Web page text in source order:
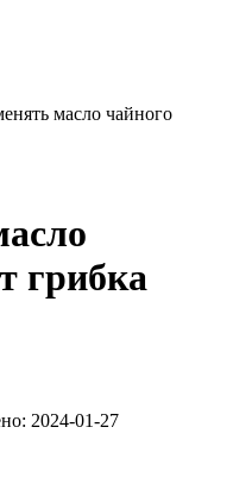
масло чайного
грибка
2024-01-27